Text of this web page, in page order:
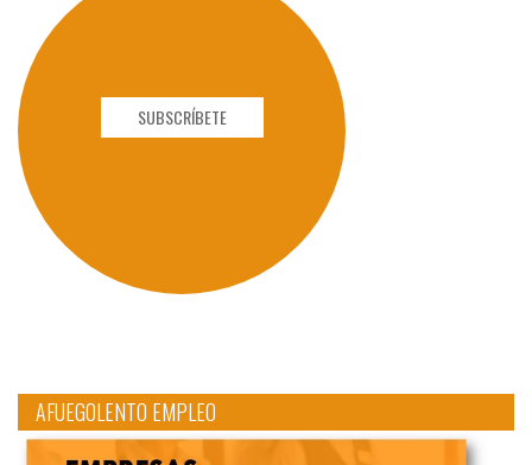
SUBSCRÍBETE
AFUEGOLENTO EMPLEO